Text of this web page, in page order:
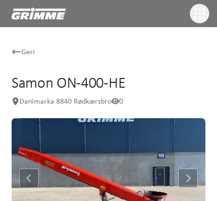
Geri
Samon ON-400-HE
Danimarka 8840 Rødkærsbro 0